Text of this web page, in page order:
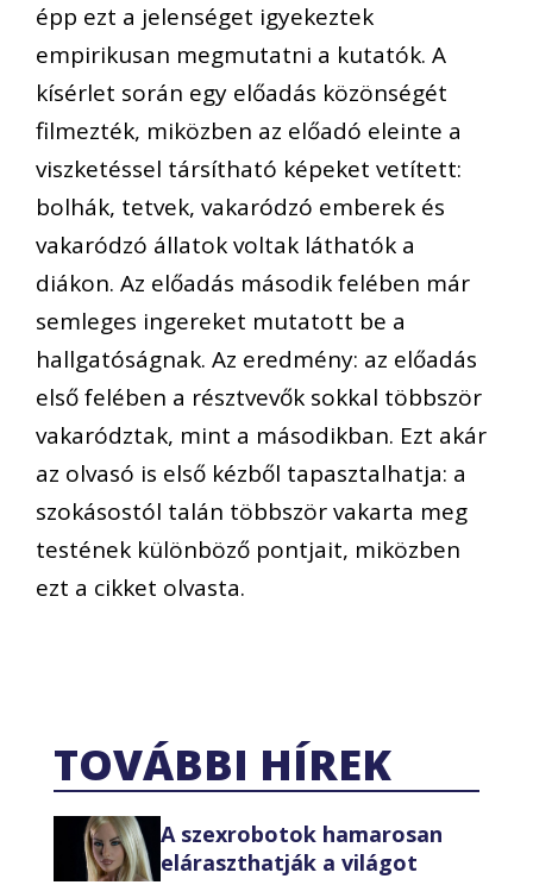
épp ezt a jelenséget igyekeztek
empirikusan megmutatni a kutatók. A
kísérlet során egy előadás közönségét
filmezték, miközben az előadó eleinte a
viszketéssel társítható képeket vetített:
bolhák, tetvek, vakaródzó emberek és
vakaródzó állatok voltak láthatók a
diákon. Az előadás második felében már
semleges ingereket mutatott be a
hallgatóságnak. Az eredmény: az előadás
első felében a résztvevők sokkal többször
vakarództak, mint a másodikban. Ezt akár
az olvasó is első kézből tapasztalhatja: a
szokásostól talán többször vakarta meg
testének különböző pontjait, miközben
ezt a cikket olvasta.
TOVÁBBI HÍREK
A szexrobotok hamarosan
eláraszthatják a világot